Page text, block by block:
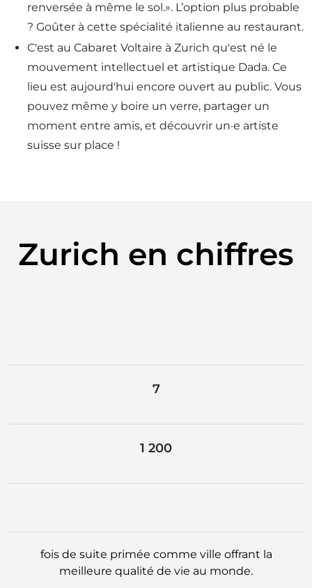
renversée à même le sol.». L’option plus probable
? Goûter à cette spécialité italienne au restaurant.
C'est au Cabaret Voltaire à Zurich qu'est né le
mouvement intellectuel et artistique Dada. Ce
lieu est aujourd'hui encore ouvert au public. Vous
pouvez même y boire un verre, partager un
moment entre amis, et découvrir un·e artiste
suisse sur place !
Zurich en chiffres
7
1 200
fois de suite primée comme ville offrant la
meilleure qualité de vie au monde.